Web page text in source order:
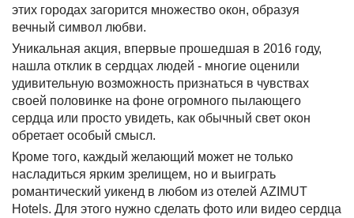
этих городах загорится множество окон, образуя
вечный символ любви.
Уникальная акция, впервые прошедшая в 2016 году,
нашла отклик в сердцах людей - многие оценили
удивительную возможность признаться в чувствах
своей половинке на фоне огромного пылающего
сердца или просто увидеть, как обычный свет окон
обретает особый смысл.
Кроме того, каждый желающий может не только
насладиться ярким зрелищем, но и выиграть
романтический уикенд в любом из отелей AZIMUT
Hotels. Для этого нужно сделать фото или видео сердца